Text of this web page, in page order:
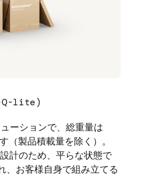
Q-lite)
ーションで、総重量は
（製品積載量を除く）。
計のため、平らな状態で
、お客様自身で組み立てる